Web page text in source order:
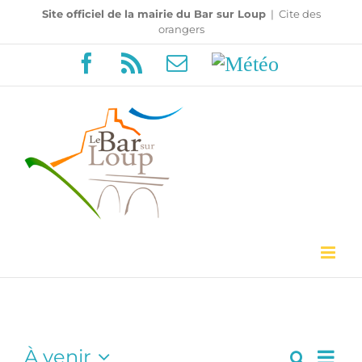
au
Site officiel de la mairie du Bar sur Loup | Cite des
orangers
Facebook
Rss EmailMétéo
À venir